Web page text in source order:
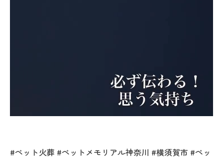
#ペット火葬 #ペットメモリアル神奈川 #横須賀市 #ペッ